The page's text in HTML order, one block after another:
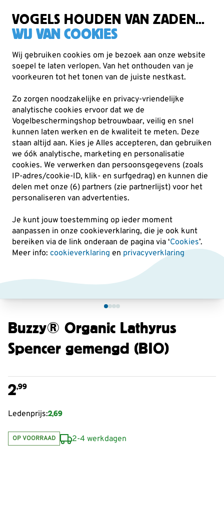
VOGELS HOUDEN VAN ZADEN...
WIJ VAN COOKIES
Wij gebruiken cookies om je bezoek aan onze website
soepel te laten verlopen. Van het onthouden van je
voorkeuren tot het tonen van de juiste nestkast.
Zo zorgen noodzakelijke en privacy-vriendelijke
analytische cookies ervoor dat we de
Vogelbeschermingshop betrouwbaar, veilig en snel
kunnen laten werken en de kwaliteit te meten. Deze
staan altijd aan. Kies je Alles accepteren, dan gebruiken
we óók analytische, marketing en personalisatie
cookies. We verwerken dan persoonsgegevens (zoals
IP-adres/cookie-ID, klik- en surfgedrag) en kunnen die
delen met onze (6) partners (zie partnerlijst) voor het
personaliseren van advertenties.
Je kunt jouw toestemming op ieder moment
aanpassen in onze cookieverklaring, die je ook kunt
bereiken via de link onderaan de pagina via ‘Cookies’.
Meer info: cookieverklaring en privacyverklaring
Planten Biologische zaden
Buzzy® Organic Lathyrus
Spencer gemengd (BIO)
2,99
Ledenprijs:2,69
OP VOORRAAD 2-4 werkdagen